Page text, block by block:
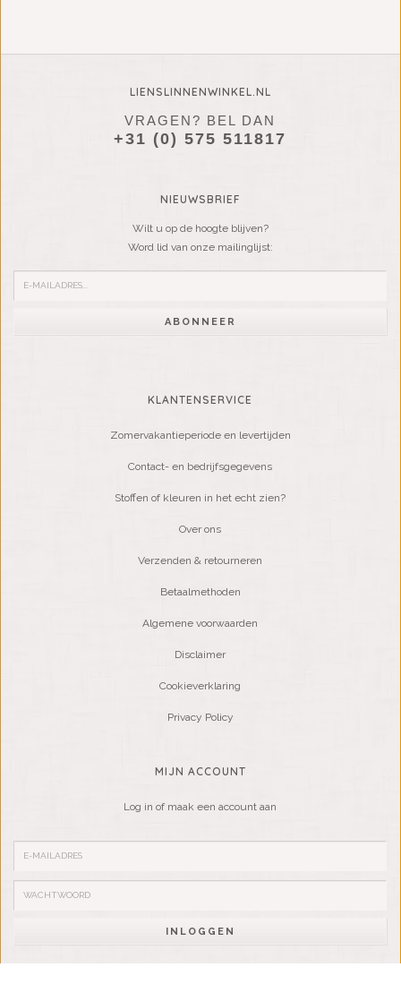
LIENSLINNENWINKEL.NL
VRAGEN? BEL DAN
+31 (0) 575 511817
NIEUWSBRIEF
Wilt u op de hoogte blijven?
Word lid van onze mailinglijst:
ABONNEER
KLANTENSERVICE
Zomervakantieperiode en levertijden
Contact- en bedrijfsgegevens
Stoffen of kleuren in het echt zien?
Over ons
Verzenden & retourneren
Betaalmethoden
Algemene voorwaarden
Disclaimer
Cookieverklaring
Privacy Policy
MIJN ACCOUNT
Log in of maak een account aan
INLOGGEN